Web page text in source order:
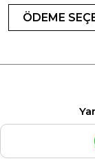
ÖDEME